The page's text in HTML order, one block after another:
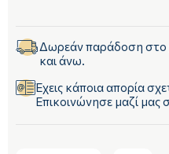
Δωρεάν παράδοση στο
και άνω.
Έχεις κάποια απορία
Επικοινώνησε μαζί μας